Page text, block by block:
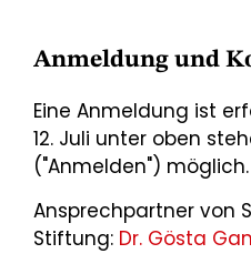
Anmeldung und
Eine Anmeldung ist
12. Juli unter oben
("Anmelden") möglich.
Ansprechpartner von
Stiftung: Dr. Gösta